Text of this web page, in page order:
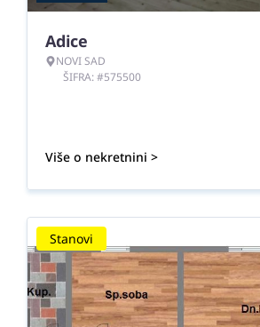
Adice
NOVI SAD
ŠIFRA: #575500
Više o nekretnini >
Stanovi